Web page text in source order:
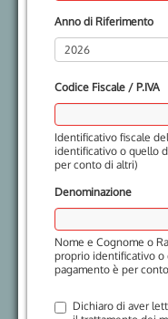
Anno di Riferimento
Codice Fiscale / P.IVA
Identificativo fiscale
identificativo o quello
per conto di altri)
Denominazione
Nome e Cognome o
proprio identificativo o
pagamento è per
Dichiaro di aver